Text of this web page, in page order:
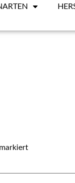
markiert